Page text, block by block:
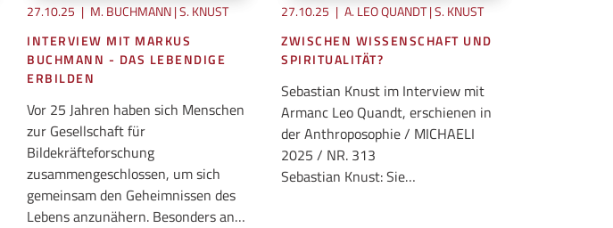
27.10.25 | M. BUCHMANN | S. KNUST
INTERVIEW MIT MARKUS
BUCHMANN - DAS LEBENDIGE
ERBILDEN
Vor 25 Jahren haben sich Menschen
zur Gesellschaft für
Bildekräfteforschung
zusammengeschlossen, um sich
gemeinsam den Geheimnissen des
Lebens anzunähern. Besonders an…
27.10.25 | A. LEO QUANDT | S. KNUST
ZWISCHEN WISSENSCHAFT UND
SPIRITUALITÄT?
Sebastian Knust im Interview mit
Armanc Leo Quandt, erschienen in
der Anthroposophie / MICHAELI
2025 / NR. 313
Sebastian Knust: Sie…